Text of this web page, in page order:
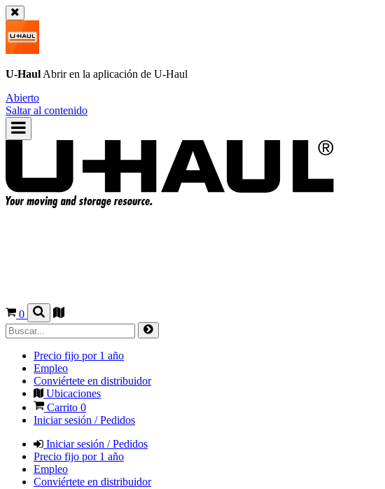
U-Haul Abrir en la aplicación de U-Haul
Abierto
Saltar al contenido
0
Precio fijo por 1 año
Empleo
Conviértete en distribuidor
Ubicaciones
Carrito 0
Iniciar sesión / Pedidos
Iniciar sesión / Pedidos
Precio fijo por 1 año
Empleo
Conviértete en distribuidor